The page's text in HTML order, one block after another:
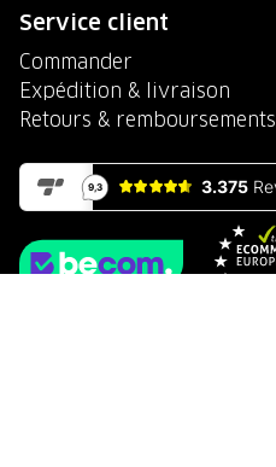
Service client
Commander
Expédition & livraison
Retours & remboursements